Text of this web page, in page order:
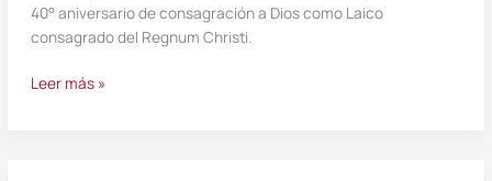
40° aniversario de consagración a Dios como Laico
consagrado del Regnum Christi.
Leer más »